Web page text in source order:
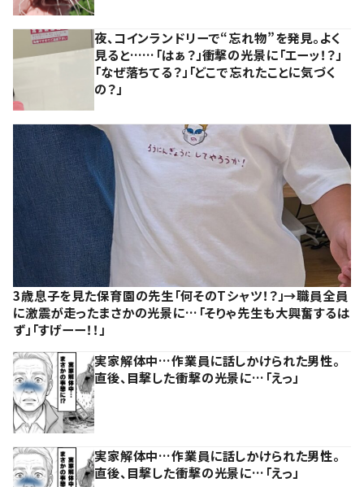
夜、コインランドリーで“忘れ物”を発見。よく
見ると……「はぁ？」衝撃の光景に「エーッ！？」
「なぜ落ちてる？」「どこで忘れたことに気づく
の？」
3歳息子を見た保育園の先生「何そのTシャツ！？」→職員全員
に激震が走ったまさかの光景に…「そりゃ先生も大興奮するは
ず」「すげーー！！」
実家解体中…作業員に話しかけられた男性。
直後、目撃した衝撃の光景に…「えっ」
実家解体中…作業員に話しかけられた男性。
直後、目撃した衝撃の光景に…「えっ」